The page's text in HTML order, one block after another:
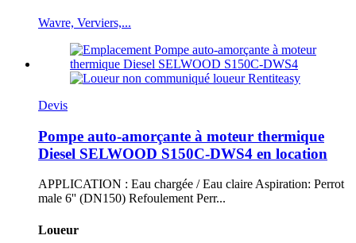
Wavre, Verviers,...
Devis
Pompe auto-amorçante à moteur thermique
Diesel SELWOOD S150C-DWS4 en location
APPLICATION : Eau chargée / Eau claire Aspiration: Perrot
male 6'' (DN150) Refoulement Perr...
Loueur